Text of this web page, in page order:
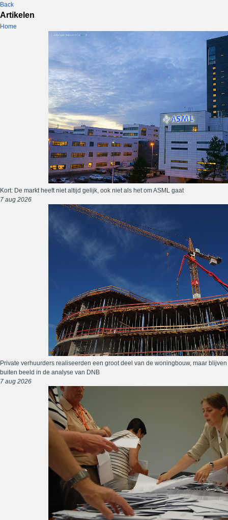
Back
Artikelen
Home
Kort: De markt heeft niet altijd gelijk, ook niet als het om ASML gaat
7 aug 2026
Private verhuurders realiseerden een groot deel van de woningbouw, maar blijven
buiten beeld in de analyse van DNB
7 aug 2026